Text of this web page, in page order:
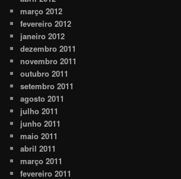
março 2012
fevereiro 2012
janeiro 2012
dezembro 2011
novembro 2011
outubro 2011
setembro 2011
agosto 2011
julho 2011
junho 2011
maio 2011
abril 2011
março 2011
fevereiro 2011